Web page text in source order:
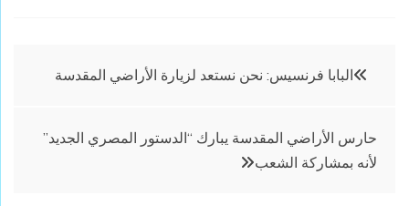
تصفّح
المقالات
البابا فرنسيس: نحن نستعد لزيارة الأراضي المقدسة
حارس الأراضي المقدسة يبارك “الدستور المصري الجديد”
لأنه بمشاركة الشعب